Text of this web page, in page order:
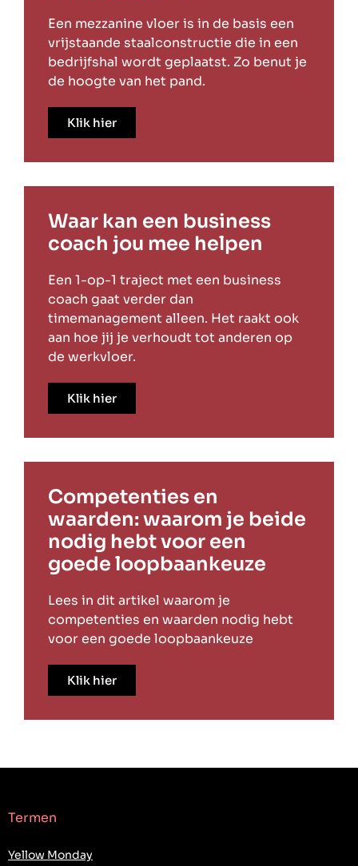
Een mezzanine vloer is in de basis een
vrijstaande staalconstructie die in een
bedrijfshal wordt geplaatst. Zo benut je
de hoogte van het pand.
Klik hier
Waar kan een business
coach jou mee helpen
Een 1-op-1 traject met een business
coach gaat verder dan
timemanagement alleen. Het raakt ook
aan hoe jij je verhoudt tot anderen op
de werkvloer.
Klik hier
Competenties en
waarden: waarom je beide
nodig hebt voor een
goede loopbaankeuze
Lees in dit artikel waarom je
competenties en waarden nodig hebt
voor een goede loopbaankeuze
Klik hier
Termen
Yellow Monday